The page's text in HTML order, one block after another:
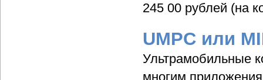
245 00 рублей (на
UMPC или
Ультрамобильные
многим